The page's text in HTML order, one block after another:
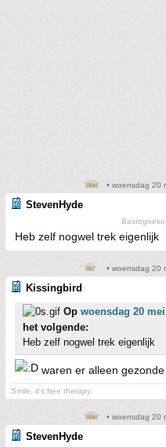
• woensdag 20
StevenHyde
Heb zelf nogwel trek eigenlijk
• woensdag 20
Kissingbird
Op woensdag 20 mei
het volgende:
Heb zelf nogwel trek eigenlijk
waren er alleen
Smile, it's free therapy.
• woensdag 20
StevenHyde